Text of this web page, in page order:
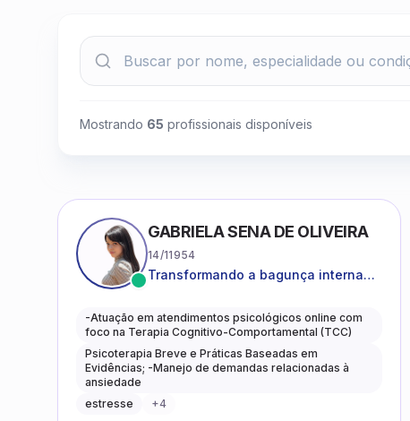
Mostrando 65 profissionais disponíveis
GABRIELA SENA DE OLIVEIRA
14/11954
Transformando a bagunça interna
leveza e caminhos mais gentis para
se viver.
-Atuação em atendimentos psicológicos online com
foco na Terapia Cognitivo-Comportamental (TCC)
Psicoterapia Breve e Práticas Baseadas em
Evidências; -Manejo de demandas relacionadas à
ansiedade
estresse
+4